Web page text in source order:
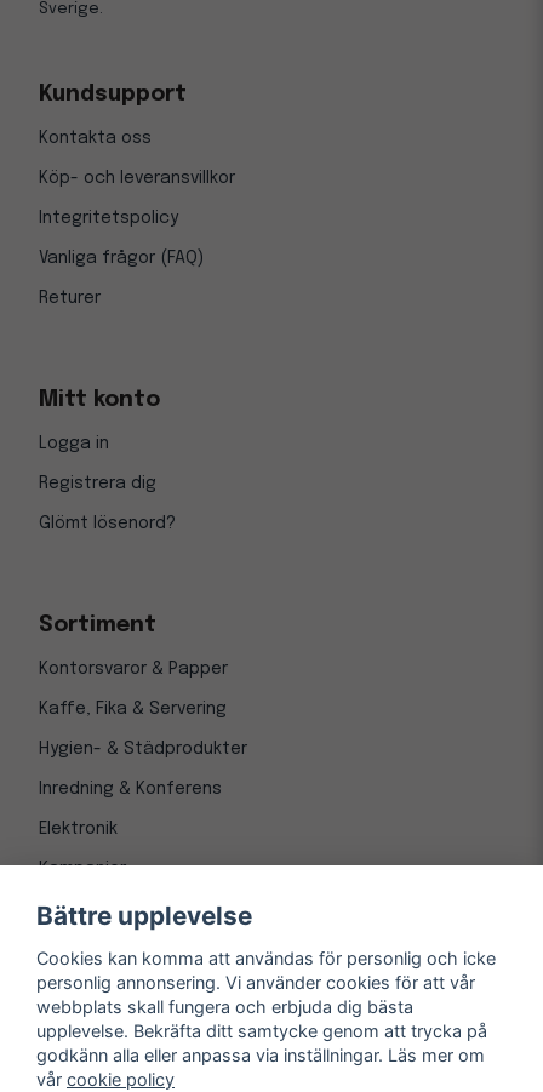
Sverige.
Kundsupport
Kontakta oss
Köp- och leveransvillkor
Integritetspolicy
Vanliga frågor (FAQ)
Returer
Mitt konto
Logga in
Registrera dig
Glömt lösenord?
Sortiment
Kontorsvaror & Papper
Kaffe, Fika & Servering
Hygien- & Städprodukter
Inredning & Konferens
Elektronik
Kampanjer
© Copyright 1997-2026
Bättre upplevelse
Cookies kan komma att användas för personlig och icke
personlig annonsering. Vi använder cookies för att vår
webbplats skall fungera och erbjuda dig bästa
upplevelse. Bekräfta ditt samtycke genom att trycka på
godkänn alla eller anpassa via inställningar. Läs mer om
vår cookie policy